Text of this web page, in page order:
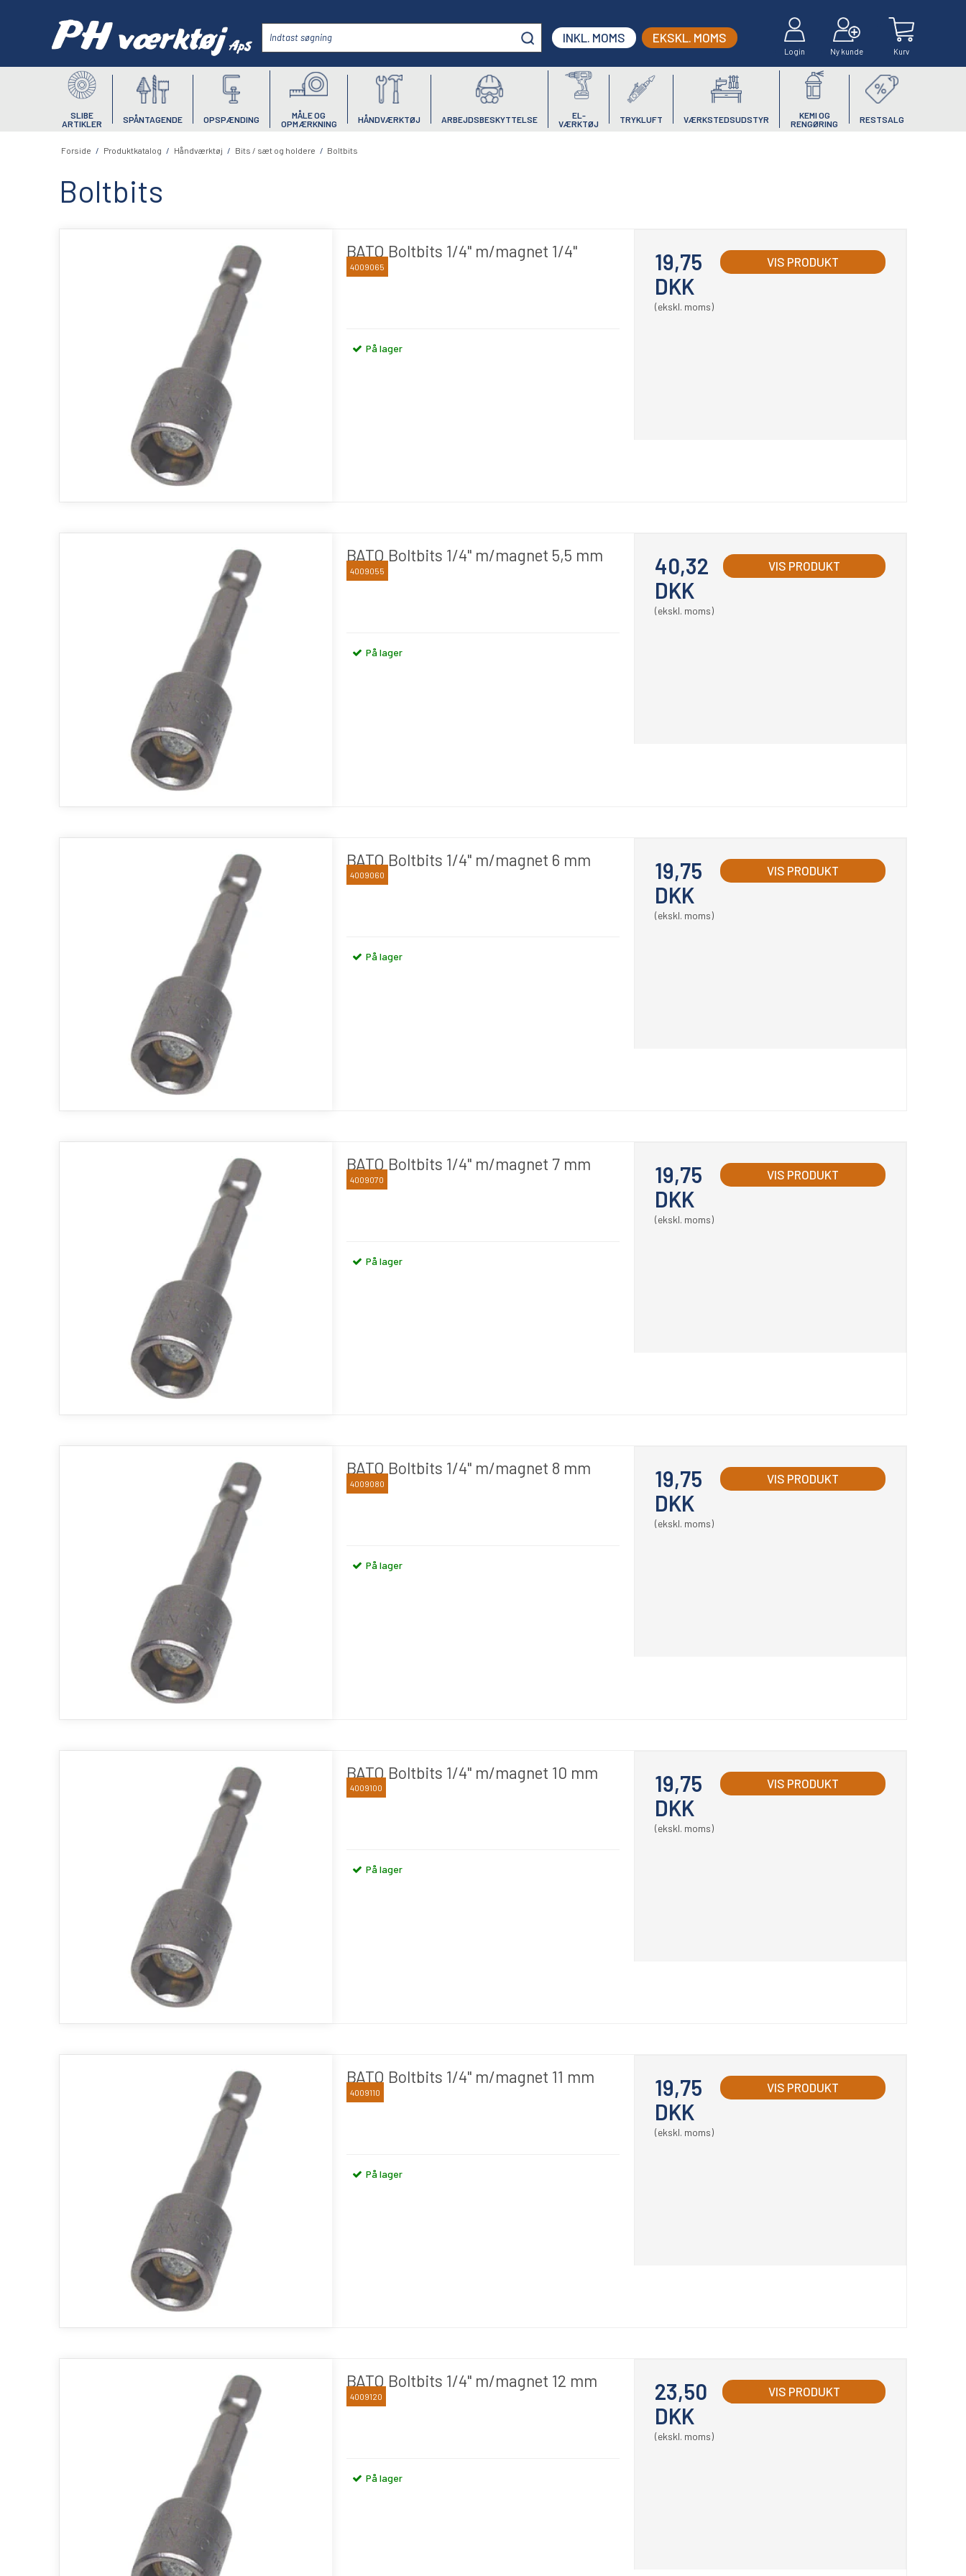
INKL. MOMS EKSKL. MOMS
Login Ny kunde Kurv
SLIBE
ARTIKLER
SPÅNTAGENDE OPSPÆNDING
MÅLE OG
OPMÆRKNING
HÅNDVÆRKTØJ ARBEJDSBESKYTTELSE
EL-
VÆRKTØJ
TRYKLUFT VÆRKSTEDSUDSTYR
KEMI OG
RENGØRING
RESTSALG
Forside / Produktkatalog / Håndværktøj / Bits / sæt og holdere / Boltbits
Boltbits
BATO Boltbits 1/4" m/magnet 1/4"
BATO
4009065
På lager
19,75
DKK
(ekskl. moms)
VIS PRODUKT
BATO Boltbits 1/4" m/magnet 5,5 mm
BATO
4009055
På lager
40,32
DKK
(ekskl. moms)
VIS PRODUKT
BATO Boltbits 1/4" m/magnet 6 mm
BATO
4009060
På lager
19,75
DKK
(ekskl. moms)
VIS PRODUKT
BATO Boltbits 1/4" m/magnet 7 mm
BATO
4009070
På lager
19,75
DKK
(ekskl. moms)
VIS PRODUKT
BATO Boltbits 1/4" m/magnet 8 mm
BATO
4009080
På lager
19,75
DKK
(ekskl. moms)
VIS PRODUKT
BATO Boltbits 1/4" m/magnet 10 mm
BATO
4009100
På lager
19,75
DKK
(ekskl. moms)
VIS PRODUKT
BATO Boltbits 1/4" m/magnet 11 mm
BATO
4009110
På lager
19,75
DKK
(ekskl. moms)
VIS PRODUKT
BATO Boltbits 1/4" m/magnet 12 mm
BATO
4009120
På lager
23,50
DKK
(ekskl. moms)
VIS PRODUKT